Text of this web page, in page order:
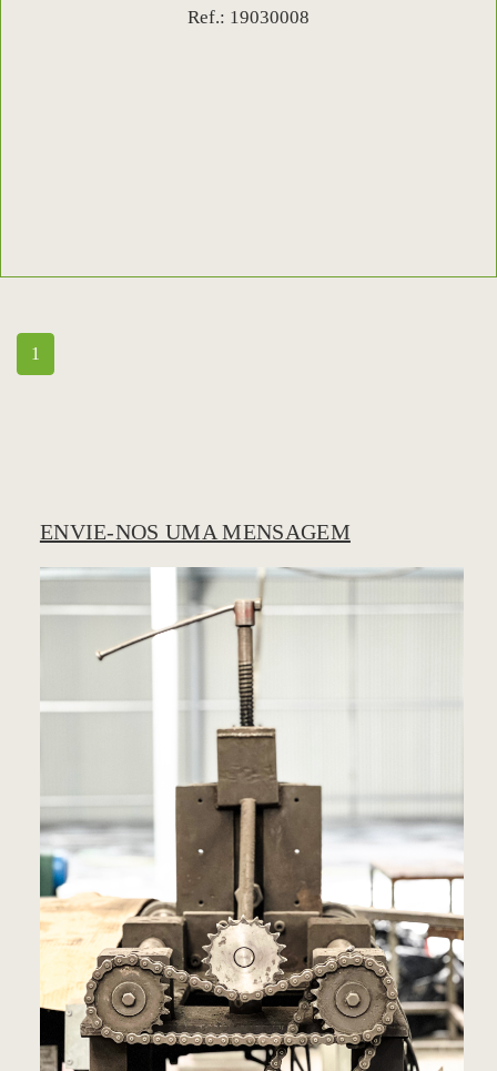
Ref.: 19030008
1
ENVIE-NOS UMA MENSAGEM